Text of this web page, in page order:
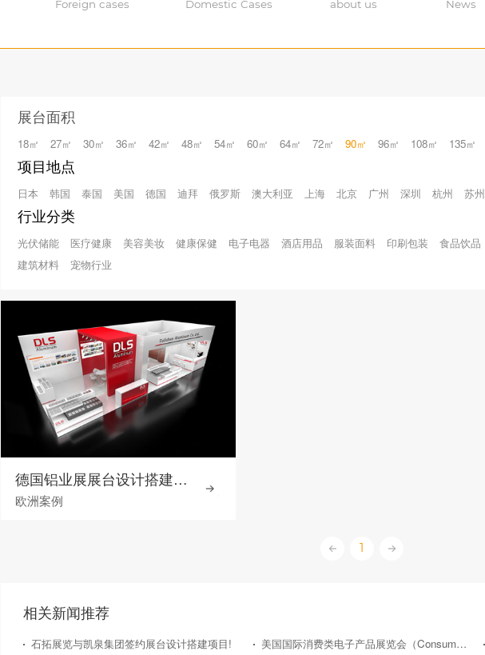
Foreign cases Domestic Cases about us News
展台面积
18㎡ 27㎡ 30㎡ 36㎡ 42㎡ 48㎡ 54㎡ 60㎡ 64㎡ 72㎡ 90㎡ 96㎡ 108㎡ 135㎡
项目地点
日本 韩国 泰国 美国 德国 迪拜 俄罗斯 澳大利亚 上海 北京 广州 深圳 杭州 苏州
行业分类
光伏储能 医疗健康 美容美妆 健康保健 电子电器 酒店用品 服装面料 印刷包装 食品饮品
建筑材料
宠物行业
德国铝业展展台设计搭建-大力神
欧洲案例
1
相关新闻推荐
石拓展览与凯泉集团签约展台设计搭建项目! 美国国际消费类电子产品展览会（Consumer Electronics Show，简称CES）